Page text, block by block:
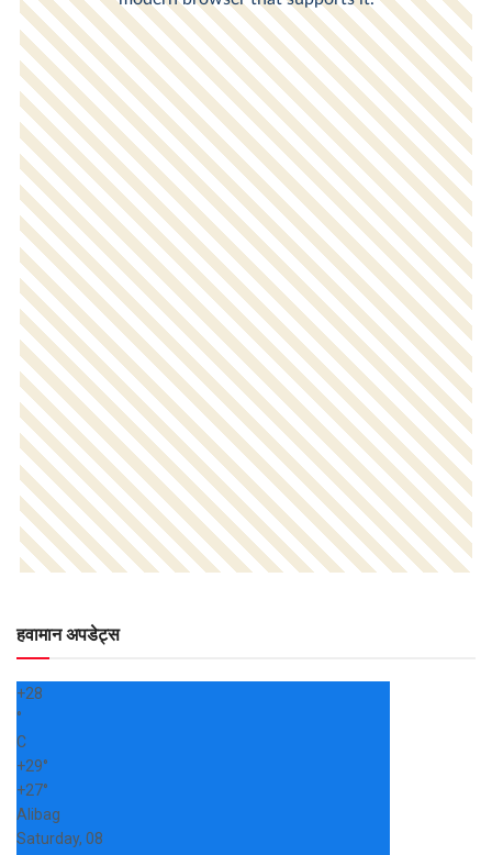
हवामान अपडेट्स
+28
°
C
+29°
+27°
Alibag
Saturday, 08